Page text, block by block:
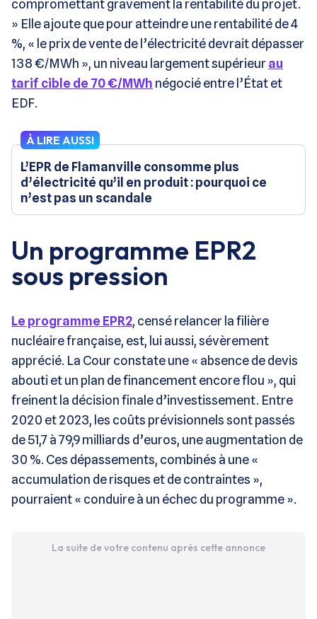
compromettant gravement la rentabilité du projet.
» Elle ajoute que pour atteindre une rentabilité de 4
%, « le prix de vente de l’électricité devrait dépasser
138 €/MWh », un niveau largement supérieurau
tarif cible de 70 €/MWh négocié entre l’État et
EDF​​.
À LIRE AUSSI
L’EPR de Flamanville consomme plus
d’électricité qu’il en produit : pourquoi ce
n’est pas un scandale
Un programme EPR2
sous pression
Le programme EPR2, censé relancer la filière
nucléaire française, est, lui aussi, sévèrement
apprécié. La Cour constate une « absence de devis
abouti et un plan de financement encore flou », qui
freinent la décision finale d’investissement. Entre
2020 et 2023, les coûts prévisionnels sont passés
de 51,7 à 79,9 milliards d’euros, une augmentation de
30 %. Ces dépassements, combinés à une «
accumulation de risques et de contraintes »,
pourraient « conduire à un échec du programme »​​.
La suite de votre contenu après cette annonce